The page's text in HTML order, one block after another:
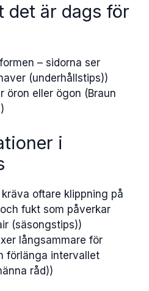
det är dags för
– sidorna ser
(underhållstips))
öron eller ögon (Braun
i
oftare klippning på
fukt som påverkar
(säsongstips))
långsammare för
förlänga intervallet
råd))